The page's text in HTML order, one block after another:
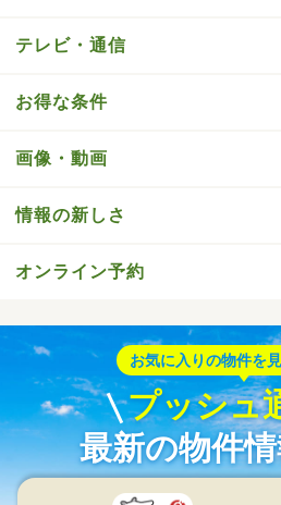
テレビ・通信
お得な条件
画像・動画
情報の新しさ
オンライン予約
お気に入りの物件を
プッシュ
最新の物件